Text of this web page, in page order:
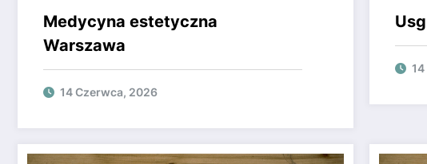
Medycyna estetyczna
Warszawa
14 Czerwca, 2026